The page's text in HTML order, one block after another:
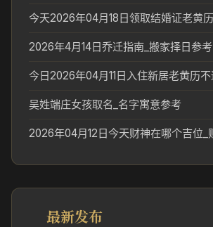
2026年4月14日乔迁指南_搬家择日参考
吴姓端庄女孩取名_名字寓意参考
最新发布